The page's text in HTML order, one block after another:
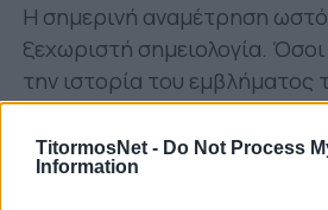
TitormosNet - Do Not Process
Information
Η σημερινή αναμέτρηση
ξεχωριστή σημειολογία.
την ιστορία του εμβλήματος
δε θα δυσκολευτούν να
ΟΤίτορμοςθρυλικός